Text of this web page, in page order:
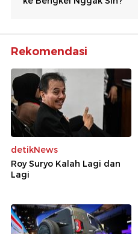
Rekomendasi
detikNews
Roy Suryo Kalah Lagi dan
Lagi